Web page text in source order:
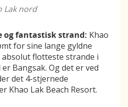
Lak nord
fantastisk strand: Khao
for sine lange gyldne
absolut flotteste strande i
Bangsak. Og det er ved
det 4-stjernede
Khao Lak Beach Resort.